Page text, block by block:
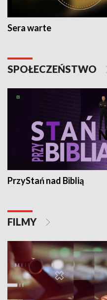
Sera warte
SPOŁECZEŃSTWO
PrzyStań nad Biblią
FILMY